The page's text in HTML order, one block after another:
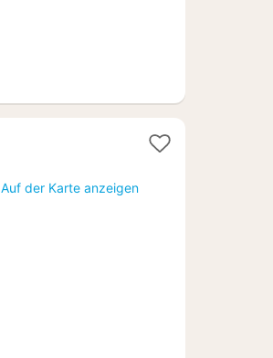
Auf der Karte anzeigen